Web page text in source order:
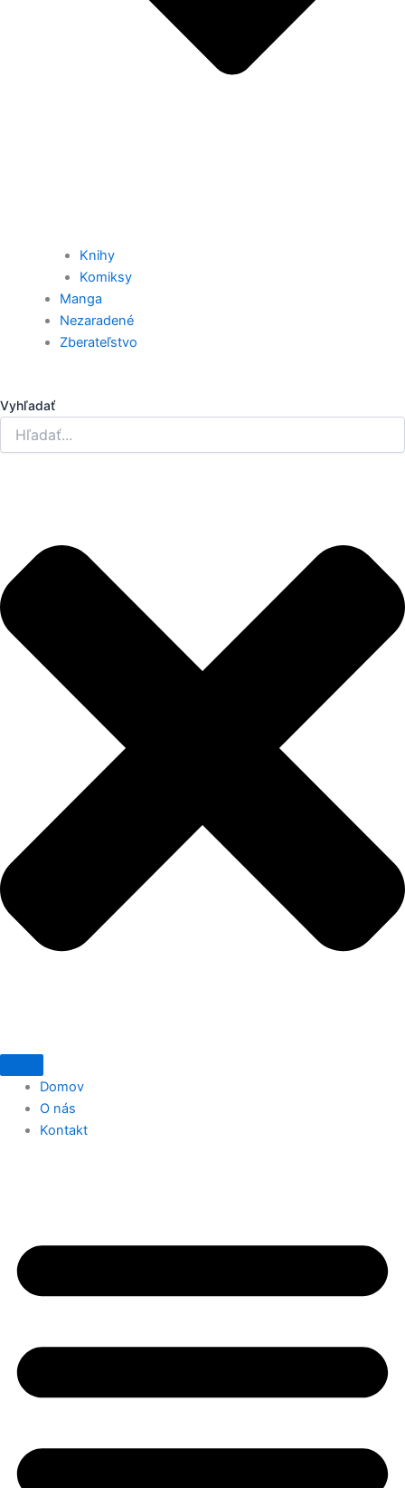
Knihy
Komiksy
Manga
Nezaradené
Zberateľstvo
Vyhľadať
Domov
O nás
Kontakt